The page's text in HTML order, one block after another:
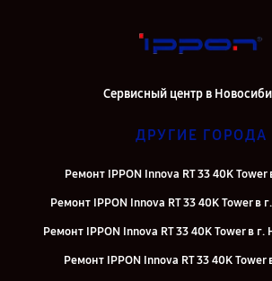
Сервисный центр в
ДРУГИЕ ГОРОДА
Ремонт IPPON Innova RT 33 40K Tower
Ремонт IPPON Innova RT 33 40K Tower в
Ремонт IPPON Innova RT 33 40K Tower в
Ремонт IPPON Innova RT 33 40K Tower